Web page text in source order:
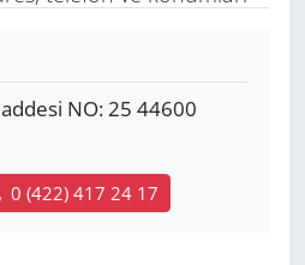
NO: 25 44600
0 (422) 417 24 17